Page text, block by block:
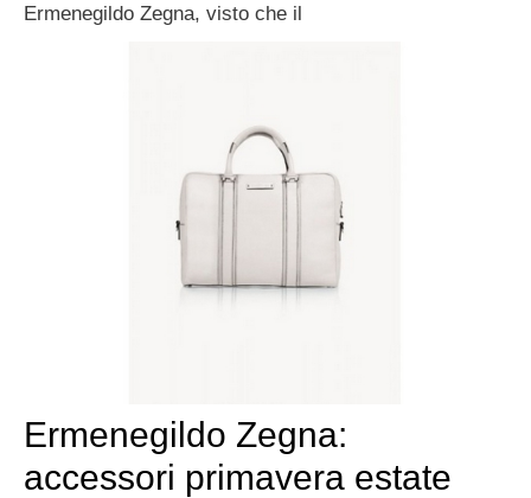
Ermenegildo Zegna, visto che il
Ermenegildo Zegna:
accessori primavera estate